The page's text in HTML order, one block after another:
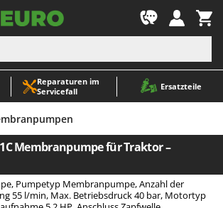
Reparaturen im
Servicefall
Ersatzteile
- Traubenmühlen
Strauchscheren
- Motorschubkarren
LINE
Membranpumpe für Traktor –
Pumpetyp Membranpumpe, Anzahl der
55 l/min, Max. Betriebsdruck 40 bar, Motortyp